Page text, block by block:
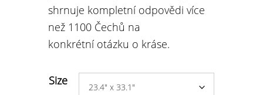
shrnuje kompletní odpovědi více
než 1100 Čechů na
konkrétní otázku o kráse.
Size